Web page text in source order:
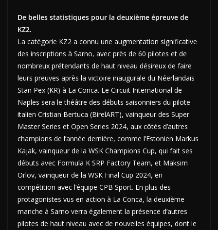
De belles statistiques pour la deuxième épreuve de
KZ2.
La catégorie KZ2 a connu une augmentation significative
des inscriptions à Sarno, avec près de 60 pilotes et de
nombreux prétendants de haut niveau désireux de faire
leurs preuves après la victoire inaugurale du Néerlandais
Stan Pex (KR) à La Conca. Le Circuit International de
Naples sera le théâtre des débuts saisonniers du pilote
italien Cristian Bertuca (BirelART), vainqueur des Super
Master Series et Open Series 2024, aux côtés d’autres
champions de l’année dernière, comme l’Estonien Markus
Kajak, vainqueur de la WSK Champions Cup, qui fait ses
débuts avec Formula K SRP Factory Team, et Maksim
Orlov, vainqueur de la WSK Final Cup 2024, en
compétition avec l’équipe CPB Sport. En plus des
protagonistes vus en action à La Conca, la deuxième
manche à Sarno verra également la présence d’autres
pilotes de haut niveau avec de nouvelles équipes, dont le